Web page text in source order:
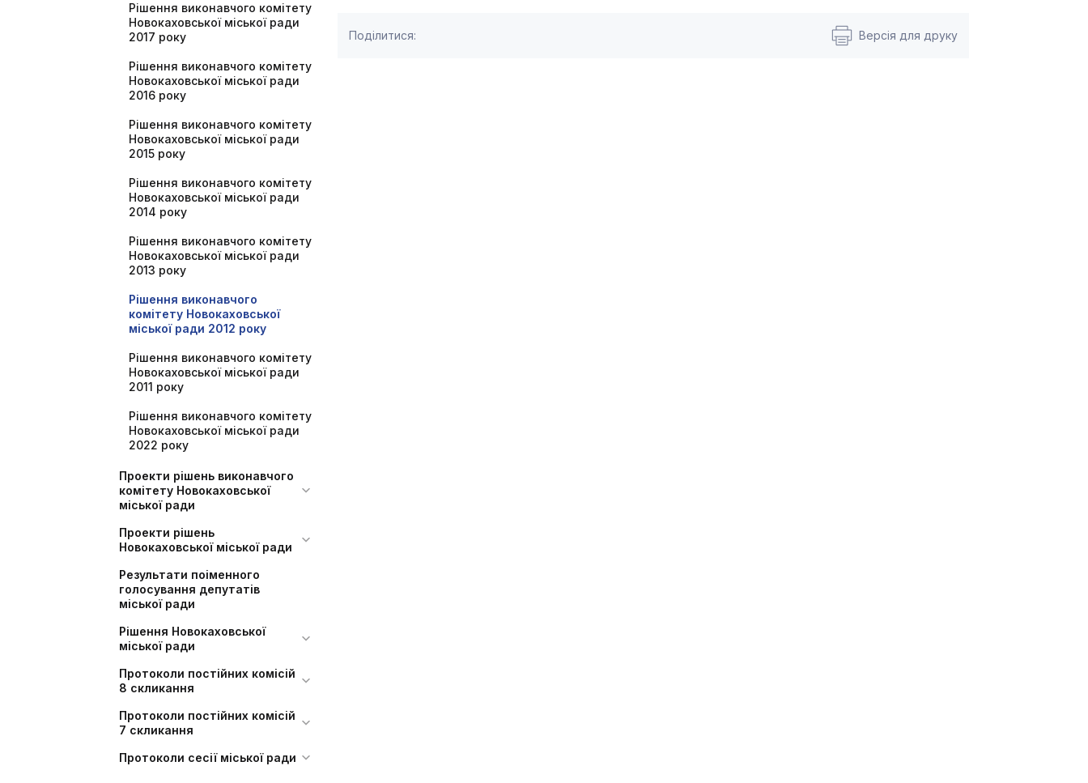
Рішення виконавчого комітету
Новокаховської міської ради
2017 року
Рішення виконавчого комітету
Новокаховської міської ради
2016 року
Рішення виконавчого комітету
Новокаховської міської ради
2015 року
Рішення виконавчого комітету
Новокаховської міської ради
2014 року
Рішення виконавчого комітету
Новокаховської міської ради
2013 року
Рішення виконавчого
комітету Новокаховської
міської ради 2012 року
Рішення виконавчого комітету
Новокаховської міської ради
2011 року
Рішення виконавчого комітету
Новокаховської міської ради
2022 року
Проекти рішень виконавчого
комітету Новокаховської
міської ради
Проекти рішень
Новокаховської міської ради
Результати поіменного
голосування депутатів
міської ради
Рішення Новокаховської
міської ради
Протоколи постійних комісій
8 скликання
Протоколи постійних комісій
7 скликання
Протоколи сесії міської ради
Поділитися: Версія для друку